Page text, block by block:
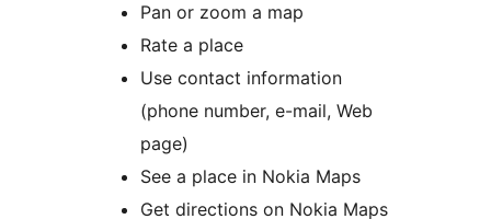
Pan or zoom a map
Rate a place
Use contact information
(phone number, e-mail, Web
page)
See a place in Nokia Maps
Get directions on Nokia Maps